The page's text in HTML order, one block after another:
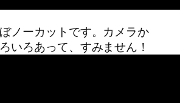
ノーカットです。カメラか
いろあって、すみません！